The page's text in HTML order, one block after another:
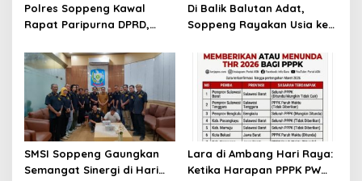
Polres Soppeng Kawal
Rapat Paripurna DPRD,
Jadi Pilar Stabilitas
Pemerintahan Daerah
Di Balik Balutan Adat,
Soppeng Rayakan Usia ke-
Kebersamaan
SMSI Soppeng Gaungkan
Semangat Sinergi di Hari
Lara di Ambang Hari Raya:
Ketika Harapan PPPK PW